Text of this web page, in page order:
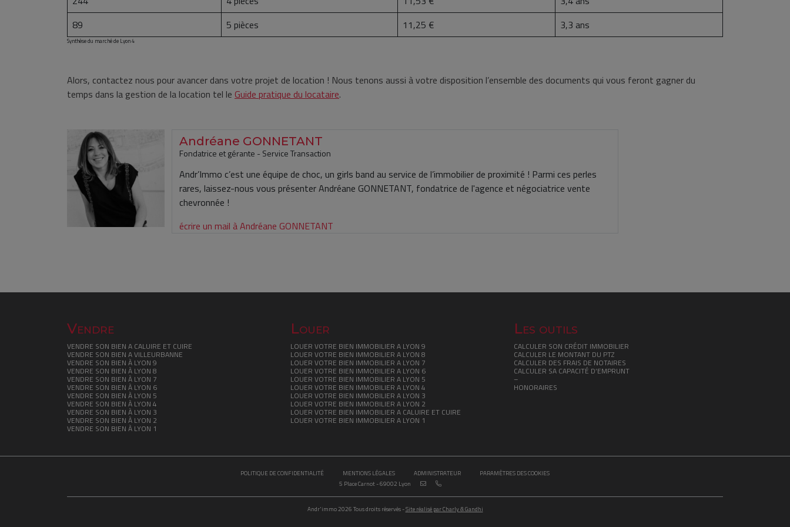
89
5 pièces 11,25 € 3,3 ans
Synthèse du marché de Lyon 4
Alors, contactez nous pour avancer dans votre projet de location ! Nous tenons aussi à votre disposition l’ensemble des documents qui vous feront gagner du
temps dans la gestion de la location tel le Guide pratique du locataire.
Andréane GONNETANT
Fondatrice et gérante - Service Transaction
Andr’Immo c’est une équipe de choc, un girls band au service de l’immobilier de proximité ! Parmi ces perles
rares, laissez-nous vous présenter Andréane GONNETANT, fondatrice de l'agence et négociatrice vente
chevronnée !
écrire un mail à Andréane GONNETANT
Vendre
VENDRE SON BIEN A CALUIRE ET CUIRE
VENDRE SON BIEN A VILLEURBANNE
VENDRE SON BIEN À LYON 9
VENDRE SON BIEN À LYON 8
VENDRE SON BIEN À LYON 7
VENDRE SON BIEN À LYON 6
VENDRE SON BIEN À LYON 5
VENDRE SON BIEN À LYON 4
VENDRE SON BIEN À LYON 3
VENDRE SON BIEN À LYON 2
VENDRE SON BIEN À LYON 1
Louer
LOUER VOTRE BIEN IMMOBILIER A LYON 9
LOUER VOTRE BIEN IMMOBILIER A LYON 8
LOUER VOTRE BIEN IMMOBILIER A LYON 7
LOUER VOTRE BIEN IMMOBILIER A LYON 6
LOUER VOTRE BIEN IMMOBILIER A LYON 5
LOUER VOTRE BIEN IMMOBILIER A LYON 4
LOUER VOTRE BIEN IMMOBILIER A LYON 3
LOUER VOTRE BIEN IMMOBILIER A LYON 2
LOUER VOTRE BIEN IMMOBILIER A CALUIRE ET CUIRE
LOUER VOTRE BIEN IMMOBILIER A LYON 1
Les outils
CALCULER SON CRÉDIT IMMOBILIER
CALCULER LE MONTANT DU PTZ
CALCULER DES FRAIS DE NOTAIRES
CALCULER SA CAPACITÉ D’EMPRUNT
–
HONORAIRES
POLITIQUE DE CONFIDENTIALITÉ MENTIONS LÉGALES ADMINISTRATEUR
PARAMÈTRES DES COOKIES
5 Place Carnot - 69002 Lyon
Andr'immo 2026 Tous droits réservés -Site réalisé par Charly & Gandhi